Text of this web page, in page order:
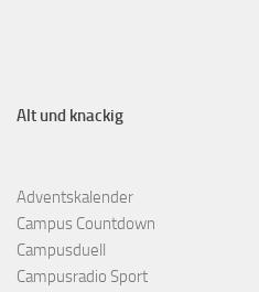
Alt und knackig
Adventskalender
Campus Countdown
Campusduell
Campusradio Sport